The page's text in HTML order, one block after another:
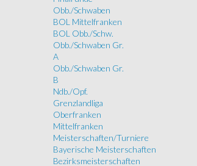
Obb./Schwaben
BOL Mittelfranken
BOL Obb./Schw.
Obb./Schwaben Gr.
A
Obb./Schwaben Gr.
B
Ndb./Opf.
Grenzlandliga
Oberfranken
Mittelfranken
Meisterschaften/Turniere
Bayerische Meisterschaften
Bezirksmeisterschaften